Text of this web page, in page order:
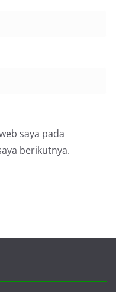
saya pada
berikutnya.